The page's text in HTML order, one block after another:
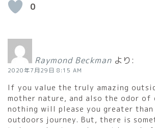
0
Raymond Beckman より:
2020年7月29日 8:15 AM
If you value the truly amazing
mother nature, and also the odor of
nothing will please you greater than
outdoors journey. But, there is